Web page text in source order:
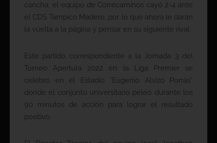
cancha, el equipo de Correcaminos cayó 2-4 ante
el CDS Tampico Madero, por lo que ahora le darán
la vuelta a la página y pensar en su siguiente rival.
Este partido correspondiente a la Jornada 3 del
Torneo Apertura 2022 en la Liga Premier se
celebró en el Estadio “Eugenio Alvizo Porras”
donde el conjunto universitario peleó durante los
90 minutos de acción para lograr el resultado
positivo.